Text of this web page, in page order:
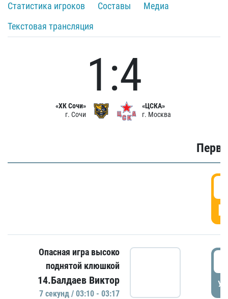
Статистика игроков
Составы
Медиа
Текстовая трансляция
«ХК Сочи»
г. Сочи
1:4
«ЦСКА»
г. Москва
Опасная игра высоко
поднятой клюшкой
14.Балдаев Виктор
7 секунд / 03:10 - 03:17